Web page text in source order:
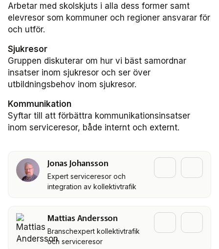
Bussdepå­nätverket 2025
Bussdepå­nätverket 2023
Bussdepå­nätverket 2022
Chefs­nätverket
Chefs­nätverket 2022
Försäljnings­nätverket
Försäljnings­nätverket 2025
Försäljnings­nätverket 2024
Arbetar med skolskjuts i alla dess former samt
elevresor som kommuner och regioner ansvarar för
och utför.
Sjukresor
Gruppen diskuterar om hur vi bäst samordnar
insatser inom sjukresor och ser över
utbildningsbehov inom sjukresor.
Kommunikation
Syftar till att förbättra kommunikationsinsatser
inom serviceresor, både internt och externt.
Jonas Johansson
Expert serviceresor och
integration av kollektivtrafik
Mattias Andersson
Branschexpert kollektivtrafik
och serviceresor